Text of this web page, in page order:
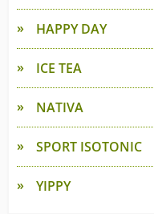
HAPPY DAY
ICE TEA
NATIVA
SPORT ISOTONIC
YIPPY